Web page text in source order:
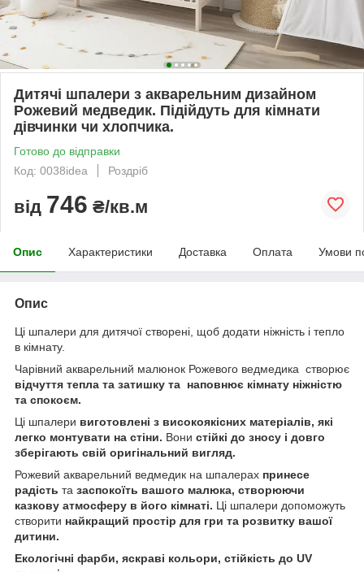
Дитячі шпалери з акварельним дизайном
Рожевий медведик. Підійдуть для кімнати
дівчинки чи хлопчика.
Готово до відправки
Код: 0038idea
Роздріб
від 746 ₴/кв.м
Опис Характеристики Доставка Оплата Умови
Опис
Ці шпалери для дитячої створені, щоб додати ніжність і тепло
в кімнату.
Чарівний акварельний малюнок Рожевого ведмедика створює
відчуття тепла та затишку та наповнює кімнату ніжністю
та спокоєм.
Ці шпалери виготовлені з високоякісних матеріалів, які
легко монтувати на стіни. Вони стійкі до зносу і довго
зберігають свій оригінальний вигляд.
Рожевий акварельний ведмедик на шпалерах принесе
радість та заспокоїть вашого малюка, створюючи
казкову атмосферу в його кімнаті. Ці шпалери допоможуть
створити найкращий простір для гри та розвитку вашої
дитини.
Екологічні фарби, яскраві кольори, стійкість до UV